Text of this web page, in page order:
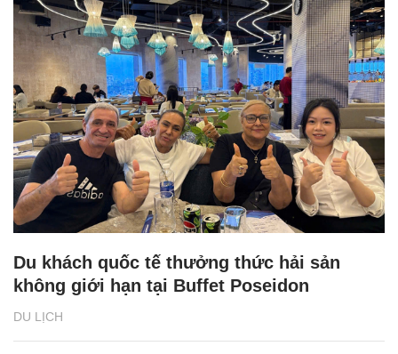
DU LỊCH
Du khách quốc tế thưởng thức hải sản
không giới hạn tại Buffet Poseidon